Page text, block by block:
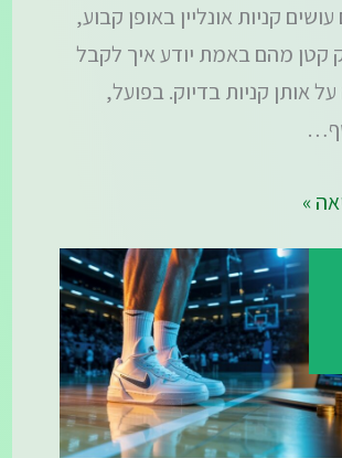
קניות אונליין באופן קבוע,
קטן מהם באמת יודע איך לקבל
אותן קניות בדיוק. בפועל,
»